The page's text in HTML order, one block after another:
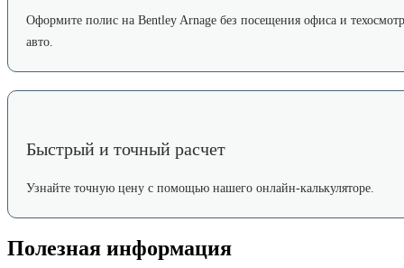
Оформите полис на Bentley Arnage без посещения офиса и
авто.
Быстрый и точный расчет
Узнайте точную цену с помощью нашего онлайн-калькуляторе.
Полезная информация